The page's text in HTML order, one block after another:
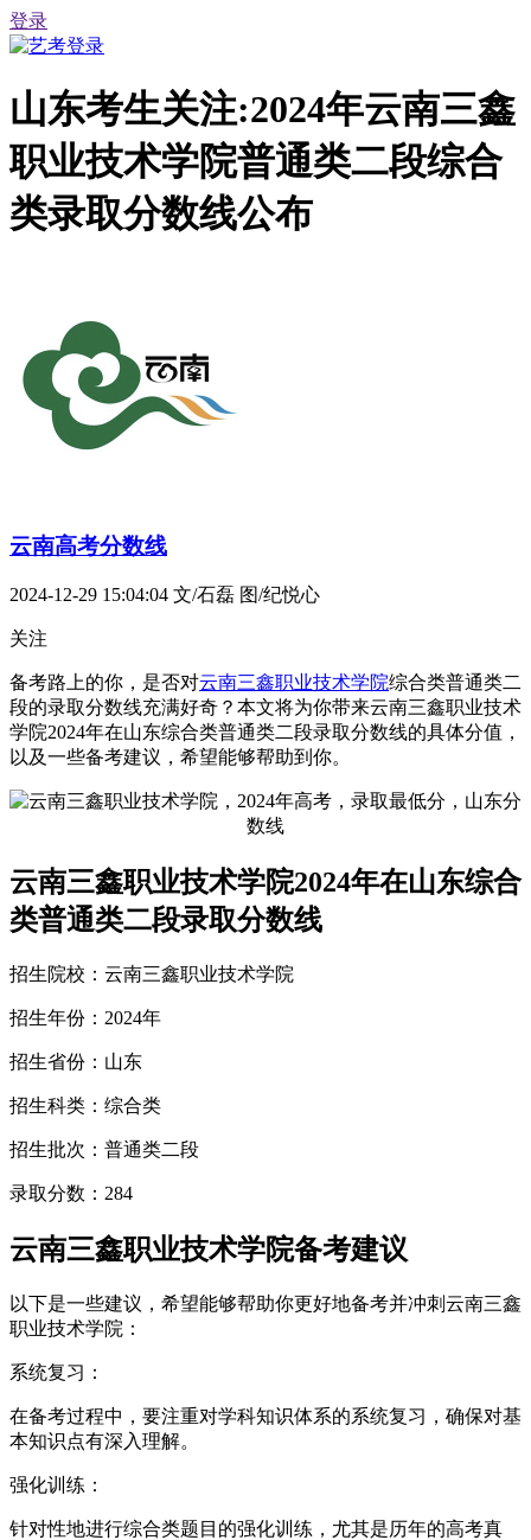
登录
山东考生关注:2024年云南三鑫
职业技术学院普通类二段综合
类录取分数线公布
云南高考分数线
2024-12-29 15:04:04 文/石磊 图/纪悦心
关注
备考路上的你，是否对云南三鑫职业技术学院综合类普通类二
段的录取分数线充满好奇？本文将为你带来云南三鑫职业技术
学院2024年在山东综合类普通类二段录取分数线的具体分值，
以及一些备考建议，希望能够帮助到你。
云南三鑫职业技术学院2024年在山东综合
类普通类二段录取分数线
招生院校：云南三鑫职业技术学院
招生年份：2024年
招生省份：山东
招生科类：综合类
招生批次：普通类二段
录取分数：284
云南三鑫职业技术学院备考建议
以下是一些建议，希望能够帮助你更好地备考并冲刺云南三鑫
职业技术学院：
系统复习：
在备考过程中，要注重对学科知识体系的系统复习，确保对基
本知识点有深入理解。
强化训练：
针对性地进行综合类题目的强化训练，尤其是历年的高考真